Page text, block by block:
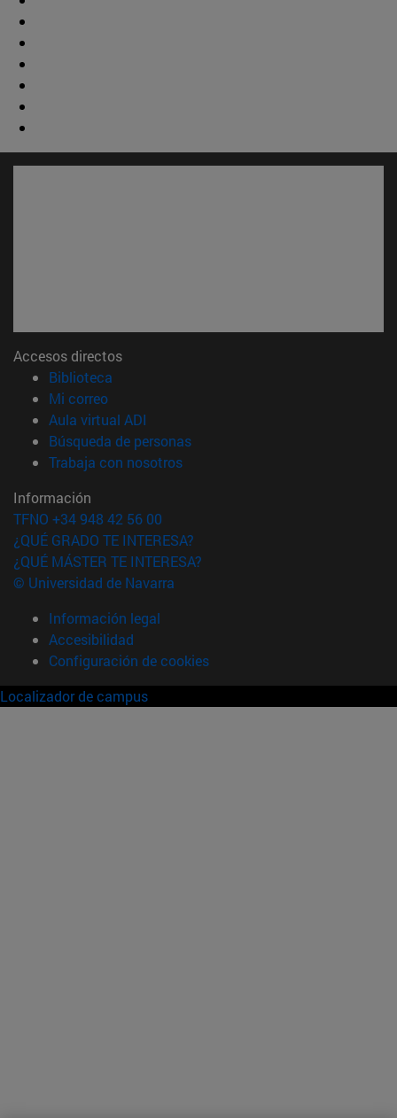
Accesos directos
Biblioteca
Mi correo(abre en nueva ventana)
Aula virtual ADI
Búsqueda de personas(abre en nueva ventana)
Trabaja con nosotros(abre en nueva ventana)
Información
TFNO +34 948 42 56 00
¿QUÉ GRADO TE INTERESA?
¿QUÉ MÁSTER TE INTERESA?
© Universidad de Navarra
Información legal
Accesibilidad
Configuración de cookies
Localizador de campus